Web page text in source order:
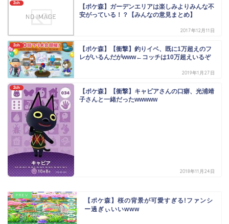
2ch
【ポケ森】ガーデンエリアは楽しみよりみんな不
安がっている！？【みんなの意見まとめ】
2017年12月11日
2ch
【ポケ森】【衝撃】釣りイベ、既に1万超えのフ
レがいるんだがwww←コッチは10万超えいるぞ
2019年1月27日
2ch
【ポケ森】【衝撃】キャビアさんの口癖、光浦靖
子さんと一緒だったwwwww
2018年11月24日
【ポケ森】桜の背景が可愛すぎる!ファンシ
ー過ぎぃいいwww